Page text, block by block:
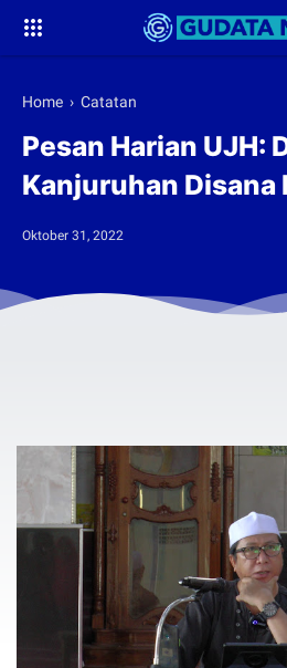
Home › Catatan
Pesan Harian UJH:
Kanjuruhan Disana
Oktober 31, 2022